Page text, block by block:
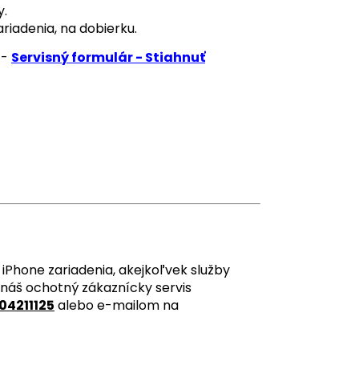
na dobierku.
Servisný formulár - Stiahnuť
zariadenia, akejkoľvek služby
ochotný zákaznícky servis
alebo e-mailom na